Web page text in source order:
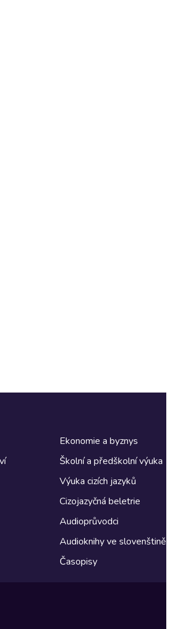
Ekonomie a byznys
Školní a předškolní výuka
Výuka cizích jazyků
Cizojazyčná beletrie
Audioprůvodci
Audioknihy ve slovenštině
Časopisy